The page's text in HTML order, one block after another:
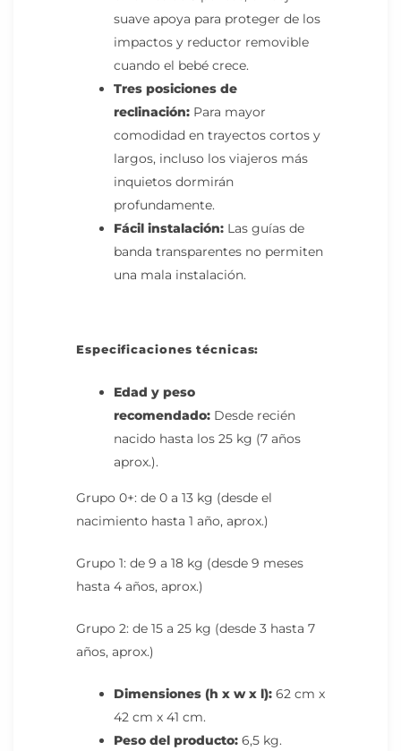
suave apoya para proteger de los
impactos y reductor removible
cuando el bebé crece.
Tres posiciones de
reclinación: Para mayor
comodidad en trayectos cortos y
largos, incluso los viajeros más
inquietos dormirán
profundamente.
Fácil instalación: Las guías de
banda transparentes no permiten
una mala instalación.
Especificaciones técnicas:
Edad y peso
recomendado: Desde recién
nacido hasta los 25 kg (7 años
aprox.).
Grupo 0+: de 0 a 13 kg (desde el
nacimiento hasta 1 año, aprox.)
Grupo 1: de 9 a 18 kg (desde 9 meses
hasta 4 años, aprox.)
Grupo 2: de 15 a 25 kg (desde 3 hasta 7
años, aprox.)
Dimensiones (h x w x l): 62 cm x
42 cm x 41 cm.
Peso del producto: 6,5 kg.